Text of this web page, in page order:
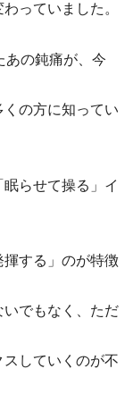
っていました。
あの鈍痛が、今
の方に知ってい
らせて操る」イ
する」のが特徴
でもなく、ただ
していくのが不